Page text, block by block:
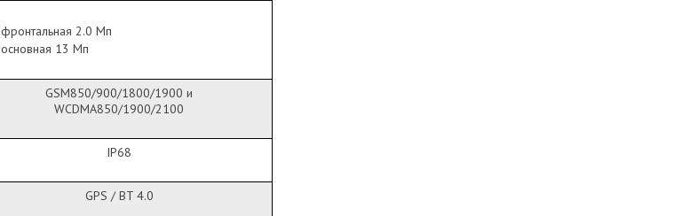
фронтальная 2.0 Мп
основная 13 Мп
GSM850/900/1800/1900 и
WCDMA850/1900/2100
IP68
GPS / BT 4.0